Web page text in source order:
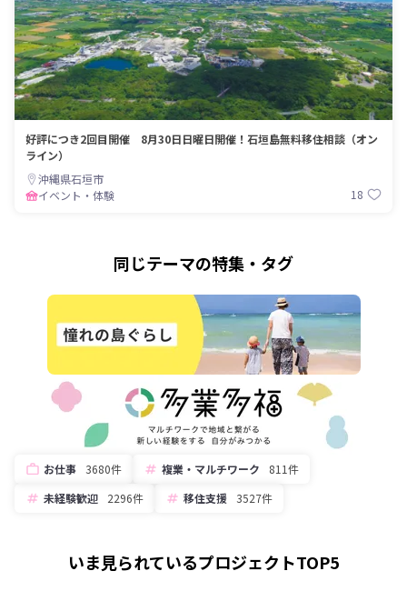
好評につき2回目開催 8月30日日曜日開催！石垣島無料移住相談（オン
ライン）
沖縄県石垣市
イベント・体験
18
同じテーマの特集・タグ
お仕事 3680件 複業・マルチワーク
811件
未経験歓迎
2296件 移住支援 3527件
いま見られているプロジェクトTOP5